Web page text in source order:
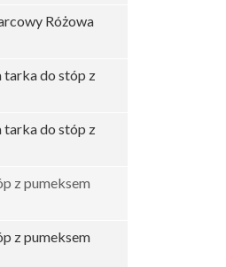
Różowa
tarka do stóp z
tarka do stóp z
z pumeksem
z pumeksem